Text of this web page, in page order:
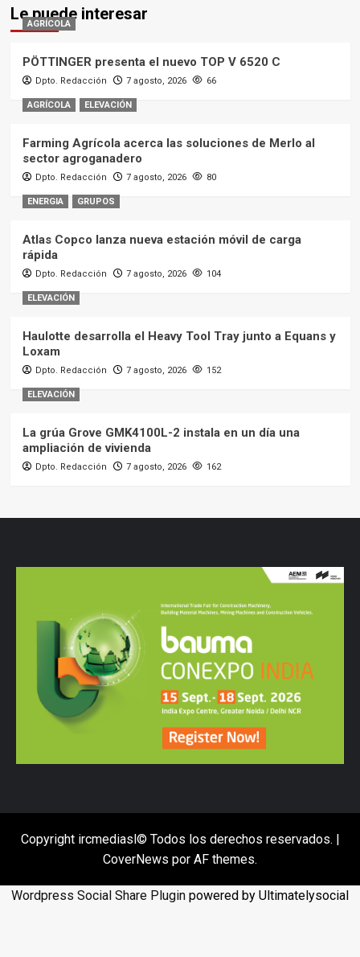
Le puede interesar
AGRÍCOLA
PÖTTINGER presenta el nuevo TOP V 6520 C
Dpto. Redacción 7 agosto, 2026 66
AGRÍCOLA ELEVACIÓN
Farming Agrícola acerca las soluciones de Merlo al
sector agroganadero
Dpto. Redacción 7 agosto, 2026 80
ENERGIA GRUPOS
Atlas Copco lanza nueva estación móvil de carga
rápida
Dpto. Redacción 7 agosto, 2026 104
ELEVACIÓN
Haulotte desarrolla el Heavy Tool Tray junto a Equans y
Loxam
Dpto. Redacción 7 agosto, 2026 152
ELEVACIÓN
La grúa Grove GMK4100L-2 instala en un día una
ampliación de vivienda
Dpto. Redacción 7 agosto, 2026 162
Copyright ircmediasl© Todos los derechos reservados.
CoverNews por AF themes.
Wordpress Social Share Plugin powered by Ultimatelysocial